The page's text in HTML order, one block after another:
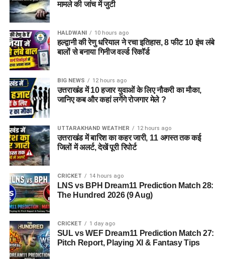
मामले की जांच में जुटी
HALDWANI 10 hours ago
हल्द्वानी की रेणु धरियाल ने रचा इतिहास, 8 फीट 10 इंच लंबे
बालों से बनाया गिनीज वर्ल्ड रिकॉर्ड
BIG NEWS 12 hours ago
उत्तराखंड में 10 हजार युवाओं के लिए नौकरी का मौका,
जानिए कब और कहां लगेंगे रोजगार मेले ?
UTTARAKHAND WEATHER 12 hours ago
उत्तराखंड में बारिश का कहर जारी, 11 अगस्त तक कई
जिलों में अलर्ट, देखें पूरी रिपोर्ट
CRICKET 14 hours ago
LNS vs BPH Dream11 Prediction Match 28:
The Hundred 2026 (9 Aug)
CRICKET 1 day ago
SUL vs WEF Dream11 Prediction Match 27:
Pitch Report, Playing XI & Fantasy Tips